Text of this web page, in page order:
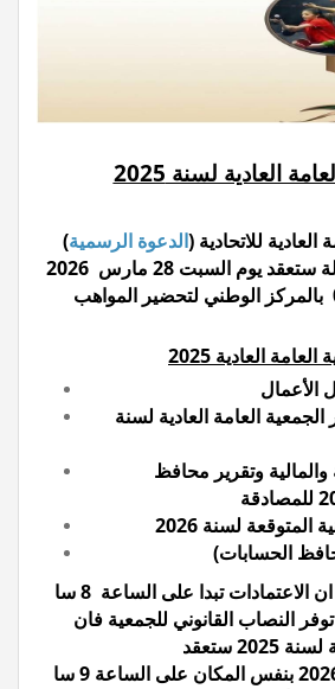
Stage de formation à la
العادية لسنة 2025
(الدعوة الرسمية) بأشغال الجمعية العامة العادية للاتحادية
الجزائرية لكرة الطاولة ستعقد يوم السبت 28 مارس 2026
على الساعة 9 سا 00 بالمركز الوطني لتحضير المواهب
العادية 2025
العامة العادية لسنة
وتقرير محافظ
ليكن في علم الجميع ان الاعتمادات تبدا على الساعة 8 سا
النصاب القانوني للجمعية فان
الجمعية العامة العادية لسنة 2025 ستعقد
يوم الأحد 29 مارس 2026 بنفس المكان على الساعة 9 سا